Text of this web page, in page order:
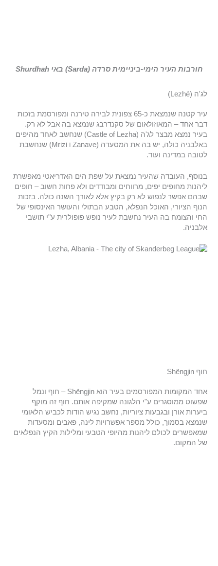
חורבות העיר הימי-ביניימית סרדה (Sarda) באי Shurdhah
לג'ה (Lezhë)
עיר קטנה שנמצאת כ-65 צפונית לבירה טירנה ומפורסמת בזכות
דבר אחד – המאוזולאום של סקנדרבג שנמצא בה אבל לא רק.
בעיר נמצא מבצר לג'ה (Castle of Lezha) שנחשב לאחד מהיפים
באלבניה כולה, יש בה את המסעדה (Mrizi i Zanave) שנחשבת
לטובה במדינה ועוד.
בנוסף, העובדה שהעיר נמצאת על שפת הים האדריאטי מאפשרת
ליהנות מחופים יפים, מרווחים ומבודדים ולא פחות חשוב – חופים
שבהם אפשר לנפוש לא רק בקיץ אלא לאורך השנה כולה. בזכות
הנוף הציורי, האוכל הנפלא, הטבע הבתולי והעושר האינסופי של
החי והצומח בה העיר נחשבת לעיר נופש פופולרית ע"י תושבי
אלבניה.
חוף Shëngjin
אחד המקומות המפורסמים בעיר הוא Shëngjin – חוף ונמל
שפשוט ממוסגרים ע"י הלגונה שמקיפה אותם. חוף זה מוקף
ביערות אורן ובגבעות ציוריות, נחשב נגיש הודות לכביש הלאומי
שנמצא בסמוך, כולל מספר אפשרויות לינה, פאבים ומסעדות
שמאפשרים לכולם ליהנות מהיופי הטבעי ומלילות הקיץ הנפלאים
של המקום.